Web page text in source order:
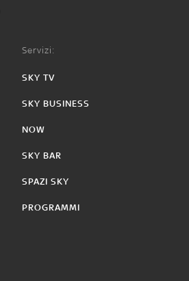
Servizi:
SKY TV
SKY BUSINESS
NOW
SKY BAR
SPAZI SKY
PROGRAMMI